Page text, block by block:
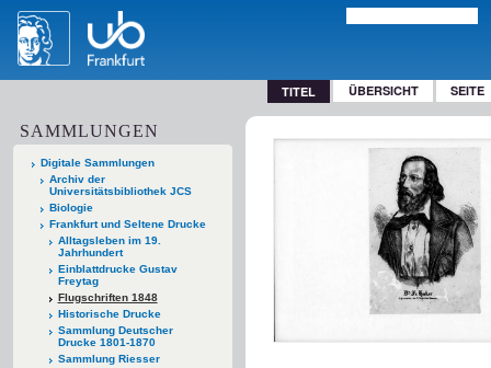
TITEL ÜBERSICHT SEITE
SAMMLUNGEN
Digitale Sammlungen
Archiv der
Universitätsbibliothek JCS
Biologie
Frankfurt und Seltene Drucke
Alltagsleben im 19.
Jahrhundert
Einblattdrucke Gustav
Freytag
Flugschriften 1848
Historische Drucke
Sammlung Deutscher
Drucke 1801-1870
Sammlung Riesser